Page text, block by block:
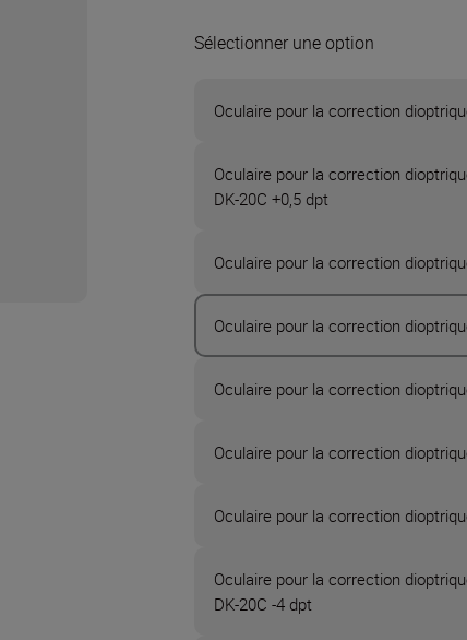
Sélectionner une option
Oculaire pour la correction
Oculaire pour la correction
DK-20C +0,5 dpt
Oculaire pour la correction
Oculaire pour la correction
Oculaire pour la correction
Oculaire pour la correction
Oculaire pour la correction
Oculaire pour la correction
DK-20C -4 dpt